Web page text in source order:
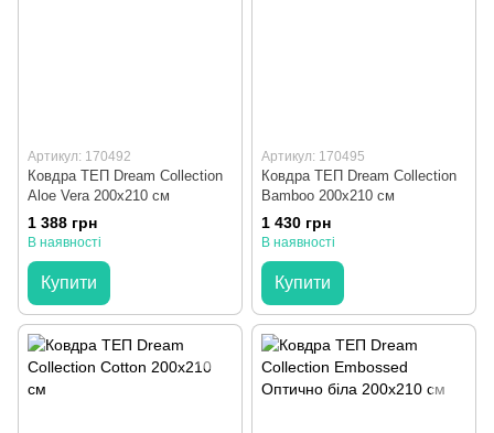
Артикул: 170492
Ковдра ТЕП Dream Collection
Aloe Vera 200x210 см
1 388 грн
В наявності
Купити
Артикул: 170495
Ковдра ТЕП Dream Collection
Bamboo 200x210 см
1 430 грн
В наявності
Купити